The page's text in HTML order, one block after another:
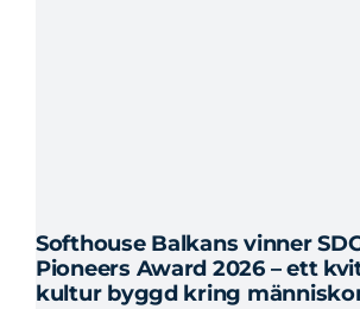
Softhouse Balkans vinner
Pioneers Award 2026 – ett
kultur byggd kring